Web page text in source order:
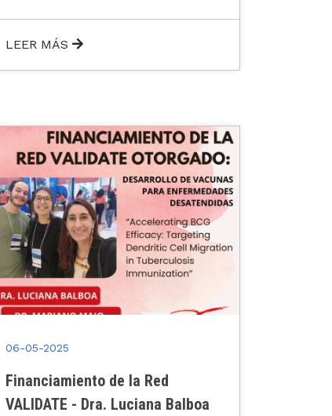
LEER MÁS
06-05-2025
Financiamiento de la Red
VALIDATE - Dra. Luciana Balboa